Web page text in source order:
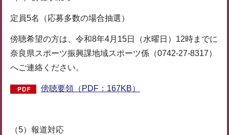
定員5名（応募多数の場合抽選）
傍聴希望の方は、令和8年4月15日（水曜日）12時までに
奈良県スポーツ振興課地域スポーツ係（0742-27-8317）
へご連絡ください。
傍聴要領（PDF：167KB）
（5）報道対応